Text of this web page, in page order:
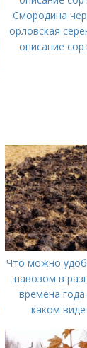
Смородина
орловская
описание
Что можно
навозом в
времена
каком виде